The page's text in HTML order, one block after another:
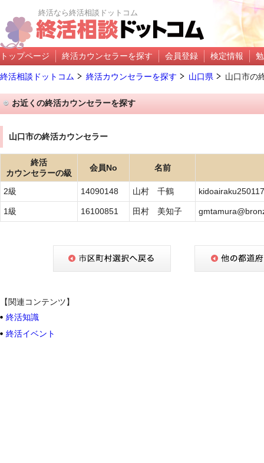
終活なら終活相談ドットコム
トップページ 終活カウンセラーを探す 会員登録 検定情報
終活相談ドットコム 終活カウンセラーを探す 山口県 山口市の
お近くの終活カウンセラーを探す
山口市の終活カウンセラー
終活
カウンセラーの級
会員No 名前
2級 14090148 山村 千鶴
1級 16100851 田村 美知子
【関連コンテンツ】
終活知識
終活イベント